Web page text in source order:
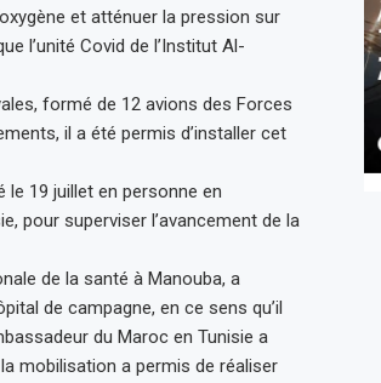
et atténuer la pression sur
l’unité Covid de l’Institut Al-
formé de 12 avions des Forces
il a été permis d’installer cet
le 19 juillet en personne en
pour superviser l’avancement de la
de la santé à Manouba, a
de campagne, en ce sens qu’il
du Maroc en Tunisie a
mobilisation a permis de réaliser